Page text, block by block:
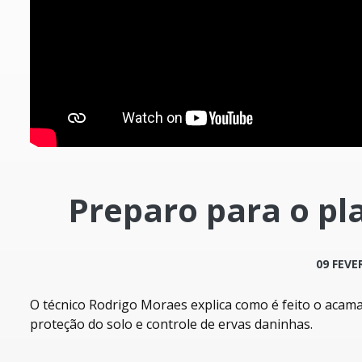
Preparo para o
09
O técnico Rodrigo Moraes explica como é feito o
proteção do solo e controle de ervas daninhas.